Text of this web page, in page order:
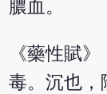
膿血。
《藥性賦
毒。沉也，